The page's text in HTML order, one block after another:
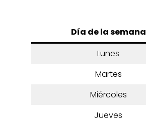
Día de la semana
Lunes
Martes
Miércoles
Jueves